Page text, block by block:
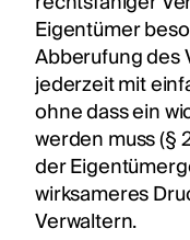
Eigentümer
Abberufung des
jederzeit mit
ohne dass ein
werden muss (§
der
wirksameres
Verwaltern.